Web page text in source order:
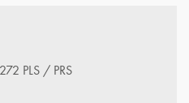
PLS / PRS